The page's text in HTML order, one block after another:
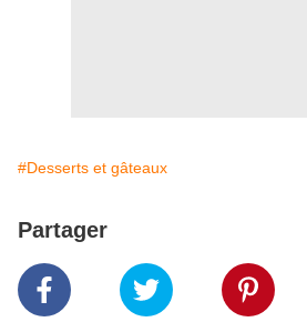
#Desserts et gâteaux
Partager